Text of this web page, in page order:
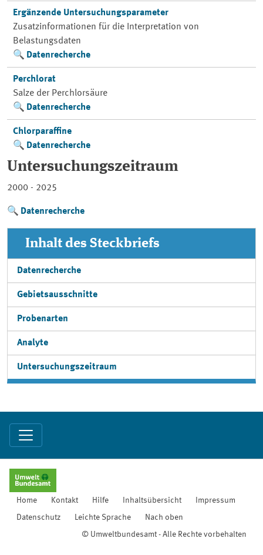
Ergänzende Untersuchungsparameter
Zusatzinformationen für die Interpretation von
Belastungsdaten
Datenrecherche
Perchlorat
Salze der Perchlorsäure
Datenrecherche
Chlorparaffine
Datenrecherche
Untersuchungszeitraum
2000 - 2025
Datenrecherche
Inhalt des Steckbriefs
Datenrecherche
Gebietsausschnitte
Probenarten
Analyte
Untersuchungszeitraum
Home Kontakt Hilfe Inhaltsübersicht Impressum
Datenschutz Leichte Sprache Nach oben
© Umweltbundesamt - Alle Rechte vorbehalten